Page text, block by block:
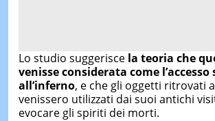
Lo studio suggerisce la teoria che
venisse considerata come l’accesso
all’inferno, e che gli oggetti ritrovati
venissero utilizzati dai suoi antichi
evocare gli spiriti dei morti.